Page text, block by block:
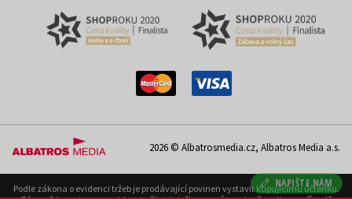
NAPIŠTE NÁM
2026 © Albatrosmedia.cz, Albatros Media a.s.
Podle zákona o evidenci tržeb je prodávající povinen vystavit kupujícímu účtenku.